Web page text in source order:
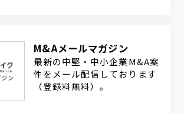
M&Aメールマガジン
最新の中堅・中小企業M&A案
件をメール配信しております
（登録料無料）。